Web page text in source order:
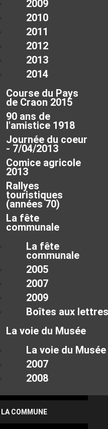
2009
2010
2011
2012
2013
2014
Course du Pays
de Craon 2015
90 ans de
l'amistice 1918
Journée du coeur
- 7/04/2013
Comice agricole
2013
Rallyes
touristiques
(années 70)
La fête
communale
La fête
communale
2005
2007
2009
Boîtes aux lettres
La voie du Musée
La voie du Musée
2007
2008
LA COMMUNE